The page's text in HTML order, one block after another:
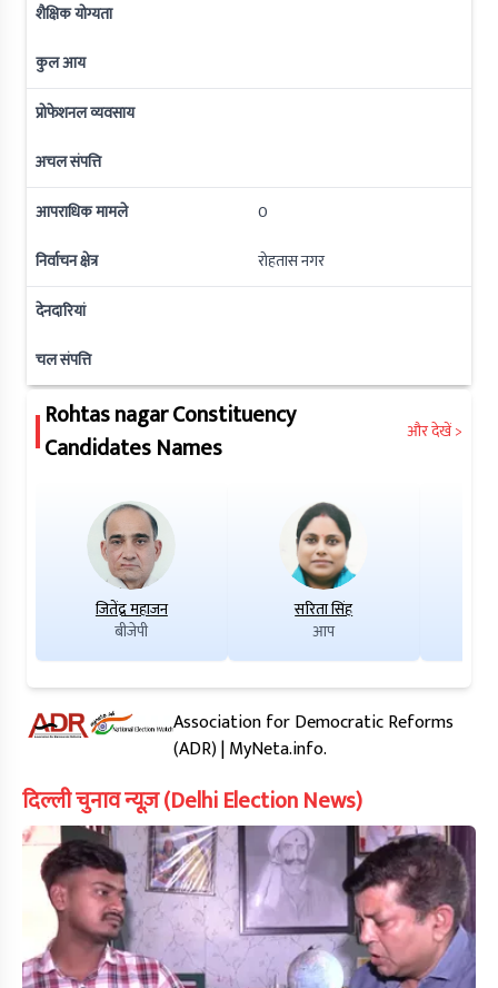
शैक्षिक योग्यता
कुल आय
प्रोफेशनल व्यवसाय
अचल संपत्ति
आपराधिक मामले
0
निर्वाचन क्षेत्र
रोहतास नगर
देनदारियां
चल संपत्ति
Rohtas nagarConstituency
Candidates Names
और देखें >
जितेंद्र महाजन
बीजेपी
सरिता सिंह
आप
Association for Democratic Reforms
(ADR) | MyNeta.info.
दिल्ली चुनाव न्यूज़ (Delhi Election News)